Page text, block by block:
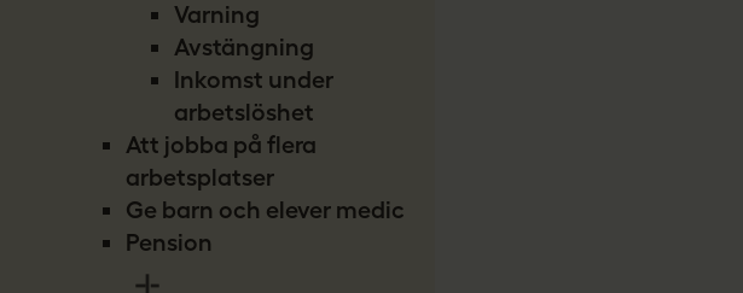
Varning
Avstängning
Inkomst under
arbetslöshet
Att jobba på flera
arbetsplatser
Ge barn och elever medicin
Pension